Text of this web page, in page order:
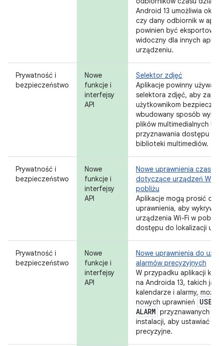
Android 13 umożliwia
czy dany odbiornik w
powinien być
widoczny dla innych
urządzeniu.
Prywatność i
bezpieczeństwo
Nowe
funkcje i
interfejsy
API
Selektor zdjęć
Aplikacje powinny
selektora zdjęć, aby
użytkownikom
wbudowany sposób
plików multimedialnych
przyznawania dostępu
biblioteki multimediów.
Prywatność i
bezpieczeństwo
Nowe
funkcje i
interfejsy
API
Nowe uprawnienia czasu
dotyczące urządzeń Wi-
pobliżu
Aplikacje mogą prosić o
uprawnienia, aby
urządzenia Wi-Fi w
dostępu do lokalizacji
Prywatność i
bezpieczeństwo
Nowe
funkcje i
interfejsy
API
Nowe uprawnienia do
alarmów precyzyjnych
W przypadku aplikacji
na Androida 13, takich jak
kalendarze i alarmy,
nowych uprawnień
USE
ALARM przyznawanych
instalacji, aby ustawiać
precyzyjne.